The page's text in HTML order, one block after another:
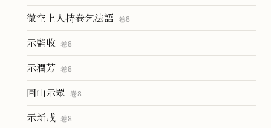
徹空上人持卷乞法語 卷8
示監收 卷8
示潤芳 卷8
回山示眾 卷8
示新戒 卷8